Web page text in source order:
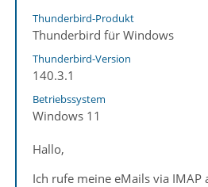
Thunderbird-Produkt
Thunderbird für Windows
Thunderbird-Version
140.3.1
Betriebssystem
Windows 11
Hallo,
Ich rufe meine eMails via IMAP